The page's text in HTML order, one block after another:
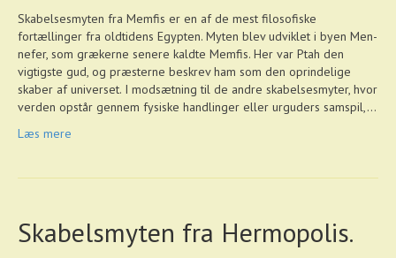
Skabelsesmyten fra Memfis er en af de mest filosofiske
fortællinger fra oldtidens Egypten. Myten blev udviklet i byen Men-
nefer, som grækerne senere kaldte Memfis. Her var Ptah den
vigtigste gud, og præsterne beskrev ham som den oprindelige
skaber af universet. I modsætning til de andre skabelsesmyter, hvor
verden opstår gennem fysiske handlinger eller urguders samspil,…
Læs mere
Skabelsmyten fra Hermopolis.